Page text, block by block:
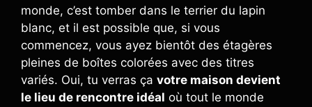
monde, c’est tomber dans le terrier du lapin
blanc, et il est possible que, si vous
commencez, vous ayez bientôt des étagères
pleines de boîtes colorées avec des titres
variés. Oui, tu verras ça votre maison devient
le lieu de rencontre idéal où tout le monde